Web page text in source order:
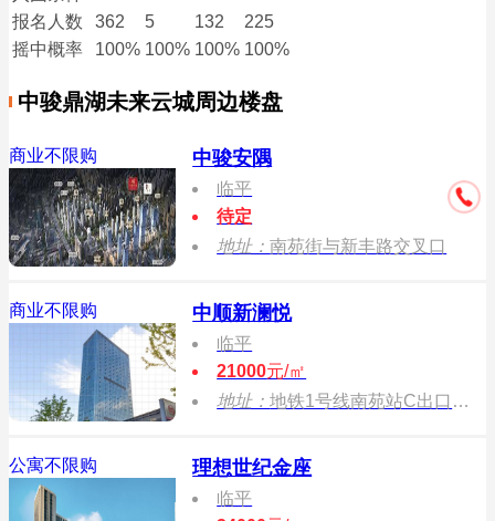
报名 人数 362 5 132
225
摇中概率
100% 100% 100% 100%
中骏鼎湖未来云城周边楼盘
商业不限购 中骏安隅
临平
待定
地址：南苑街与新丰路交叉口
商业不限购 中顺新澜悦
临平
21000元/㎡
地址：地铁1号线南苑站C出口上盖
公寓不限购 理想世纪金座
临平